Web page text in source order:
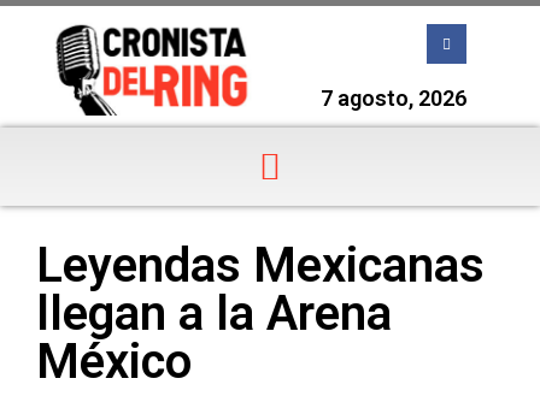
7 agosto, 2026
Leyendas Mexicanas
llegan a la Arena
México